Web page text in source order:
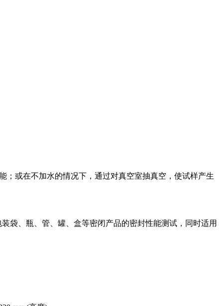
；或在不加水的情况下，通过对真空室抽真空，使试样产生
袋、瓶、管、罐、盒等密闭产品的密封性能测试，同时适用